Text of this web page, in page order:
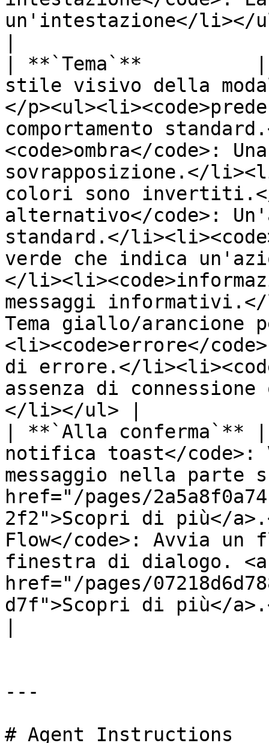
un'intestazione</li></
| **`Tema`**          |
stile visivo della
</
comportamento
<code>ombra</code>:
sovrapposizione.</
colori sono
alternativo</code>:
standard.</
verde che indica
</
messaggi
Tema giallo/arancione
<li><code>errore</
di errore.</
assenza di
</li></ul> |
| **`Alla conferma`** |
notifica toast</code>:
messaggio nella parte
href="/pages/
2f2">Scopri di più</
Flow</code>: Avvia
finestra di dialogo. <a
href="/pages/
d7f">Scopri di più</
---
# Agent Instructions